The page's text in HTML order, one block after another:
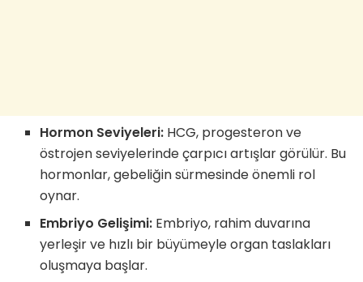
Hormon Seviyeleri: HCG, progesteron ve
östrojen seviyelerinde çarpıcı artışlar görülür. Bu
hormonlar, gebeliğin sürmesinde önemli rol
oynar.
Embriyo Gelişimi: Embriyo, rahim duvarına
yerleşir ve hızlı bir büyümeyle organ taslakları
oluşmaya başlar.